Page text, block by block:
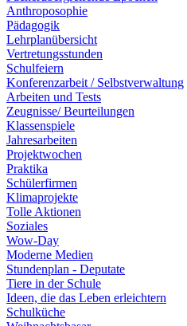
Anthroposophie
Pädagogik
Lehrplanübersicht
Vertretungsstunden
Schulfeiern
Konferenzarbeit / Selbstverwaltung
Arbeiten und Tests
Zeugnisse/ Beurteilungen
Klassenspiele
Jahresarbeiten
Projektwochen
Praktika
Schülerfirmen
Klimaprojekte
Tolle Aktionen
Soziales
Wow-Day
Moderne Medien
Stundenplan - Deputate
Tiere in der Schule
Ideen, die das Leben erleichtern
Schulküche